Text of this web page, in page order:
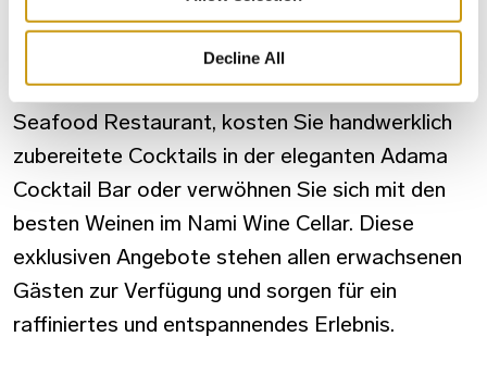
Decline All
erwachsenenfreundlichen Einrichtungen, die allen
Gästen ab 16 Jahren zur Verfügung stehen.
Genießen Sie exquisite Mahlzeiten im Alatsi
Seafood Restaurant, kosten Sie handwerklich
zubereitete Cocktails in der eleganten Adama
Cocktail Bar oder verwöhnen Sie sich mit den
besten Weinen im Nami Wine Cellar. Diese
exklusiven Angebote stehen allen erwachsenen
Gästen zur Verfügung und sorgen für ein
raffiniertes und entspannendes Erlebnis.